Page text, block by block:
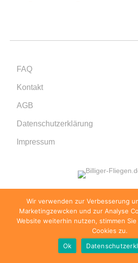
FAQ
Kontakt
AGB
Datenschutzerklärung
Impressum
© 1999 - 2026 billiger-
vorbehalten.
Wir verwenden zur Verbesserung
Marketingzewcken und zur Analyse
Website weiterhin nutzen, stimmen
Cookies zu.
Ok